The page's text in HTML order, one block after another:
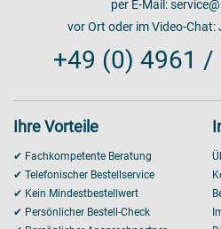
per E-Mail:
vor Ort oder im Video-Chat:
+49 (0) 4961 /
Ihre Vorteile
✔ Fachkompetente Beratung
✔ Telefonischer Bestellservice
✔ Kein Mindestbestellwert
✔ Persönlicher Bestell-Check